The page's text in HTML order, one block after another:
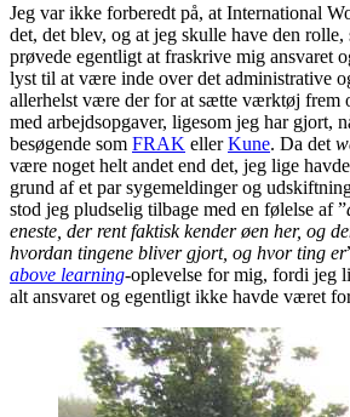
Jeg var ikke forberedt på, at International
det, det blev, og at jeg skulle have den rolle,
prøvede egentligt at fraskrive mig ansvaret
lyst til at være inde over det administrative
allerhelst være der for at sætte værktøj frem
med arbejdsopgaver, ligesom jeg har gjort,
besøgende som FRAK ellerKune. Da det
være noget helt andet end det, jeg lige
grund af et par sygemeldinger og
stod jeg pludselig tilbage med en følelse af ”
eneste, der rent faktisk kender øen her, og
hvordan tingene bliver gjort, og hvor ting er
above learning-oplevelse for mig, fordi jeg
alt ansvaret og egentligt ikke havde været